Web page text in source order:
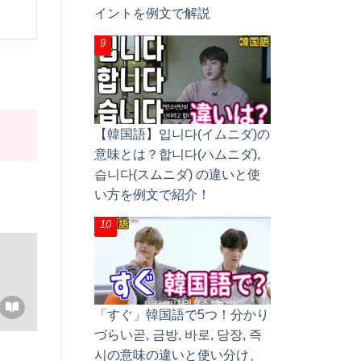
イントを例文で解説
【韓国語】입니다(イムニダ)の
意味とは？합니다(ハムニダ),
습니다(スムニダ) の違いと使
い方を例文で紹介！
「すぐ」韓国語で5つ！分かり
づらい곧, 금방, 바로, 당장, 즉
시の意味の違いと使い分け、